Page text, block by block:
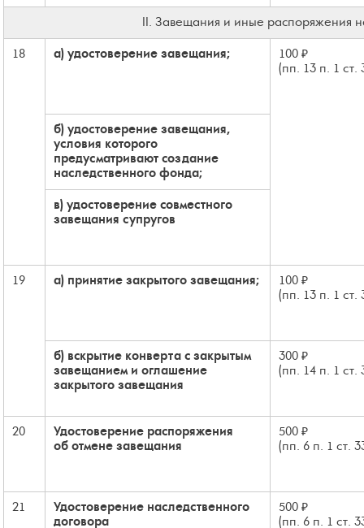
II. Завещания и иные распоряжения
18 а) удостоверение завещания;
100 ₽
(пп. 13 п. 1 ст.
б) удостоверение завещания,
условия которого
предусматривают создание
наследственного фонда;
в) удостоверение совместного
завещания супругов
19 а) принятие закрытого завещания;
100 ₽
(пп. 13 п. 1 ст.
б) вскрытие конверта с закрытым
завещанием и оглашение
закрытого завещания
300 ₽
(пп. 14 п. 1 ст.
20
Удостоверение распоряжения
об отмене завещания
500 ₽
(пп. 6 п. 1 ст.
21
Удостоверение наследственного
договора
500 ₽
(пп. 6 п. 1 ст.